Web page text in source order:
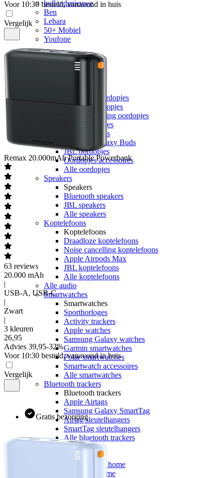
hollandsnieuwe
Ben
Lebara
50+ Mobiel
Youfone
Accessoires
Alle accessoires
Elektronica
Draadloze oordopjes
Bedrade oordopjes
Noise cancelling oordopjes
Sport oordopjes
Apple Airpods
Samsung Galaxy Buds
JBL oordopjes
Oordopjes accessoires
Alle oordopjes
Speakers
Speakers
Bluetooth speakers
JBL speakers
Alle speakers
Koptelefoons
Koptelefoons
Draadloze koptelefoons
Noise cancelling koptelefoons
Apple Airpods Max
JBL koptelefoons
Alle koptelefoons
Alle audio
Smartwatches
Smartwatches
Sporthorloges
Activity trackers
Apple watches
Samsung Galaxy watches
Garmin smartwatches
Polar smartwatches
Smartwatch accessoires
Alle smartwatches
Bluetooth trackers
Bluetooth trackers
Apple Airtags
Samsung Galaxy SmartTag
Airtag sleutelhangers
SmartTag sleutelhangers
Alle bluetooth trackers
Smart home
Smart home
Google smart home
Alle smart home
Voor 10:30 besteld, vanavond in huis
Vergelijk
Remax 20.000mAh Portable Powerbank
63 reviews
20.000 mAh
|
USB-A, USB-C
|
Zwart
|
3 kleuren
26,95
Advies 39,95-32%
Voor 10:30 besteld, vanavond in huis
Vergelijk
Gratis bezorging